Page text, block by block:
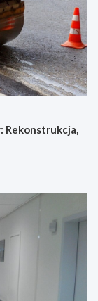
Rekonstrukcja,